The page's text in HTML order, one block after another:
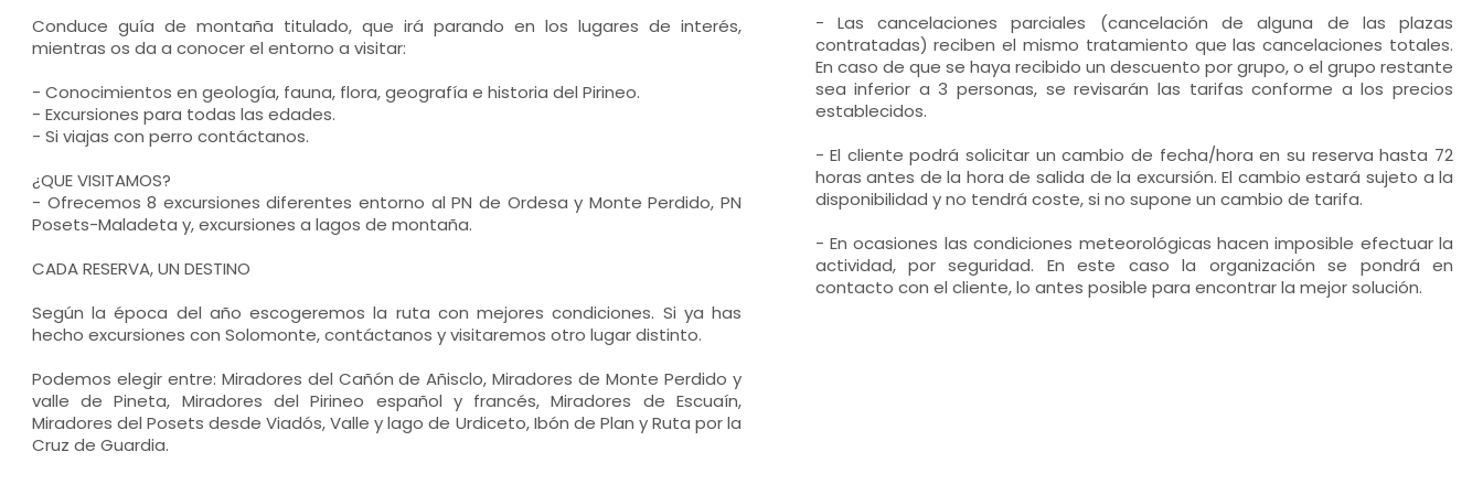
Conduce guía de montaña titulado, que irá parando en los lugares de interés,
mientras os da a conocer el entorno a visitar:
- Conocimientos en geología, fauna, flora, geografía e historia del Pirineo.
- Excursiones para todas las edades.
- Si viajas con perro contáctanos.
¿QUE VISITAMOS?
- Ofrecemos 8 excursiones diferentes entorno al PN de Ordesa y Monte Perdido, PN
Posets-Maladeta y, excursiones a lagos de montaña.
CADA RESERVA, UN DESTINO
Según la época del año escogeremos la ruta con mejores condiciones. Si ya has
hecho excursiones con Solomonte, contáctanos y visitaremos otro lugar distinto.
Podemos elegir entre: Miradores del Cañón de Añisclo, Miradores de Monte Perdido y
valle de Pineta, Miradores del Pirineo español y francés, Miradores de Escuaín,
Miradores del Posets desde Viadós, Valle y lago de Urdiceto, Ibón de Plan y Ruta por la
Cruz de Guardia.
- Las cancelaciones parciales (cancelación de alguna de las plazas
contratadas) reciben el mismo tratamiento que las cancelaciones totales.
En caso de que se haya recibido un descuento por grupo, o el grupo restante
sea inferior a 3 personas, se revisarán las tarifas conforme a los precios
establecidos.
- El cliente podrá solicitar un cambio de fecha/hora en su reserva hasta 72
horas antes de la hora de salida de la excursión. El cambio estará sujeto a la
disponibilidad y no tendrá coste, si no supone un cambio de tarifa.
- En ocasiones las condiciones meteorológicas hacen imposible efectuar la
actividad, por seguridad. En este caso la organización se pondrá en
contacto con el cliente, lo antes posible para encontrar la mejor solución.